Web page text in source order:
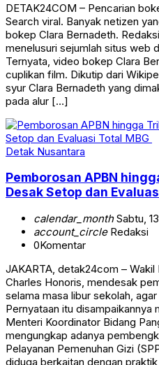
DETAK24COM – Pencarian
Search viral. Banyak netizen
bokep Clara Bernadeth.
menelusuri sejumlah situs web
Ternyata, video bokep Clara
cuplikan film. Dikutip dari
syur Clara Bernadeth yang
pada alur […]
Detak Nusantara
Pemborosan APBN
Desak Setop dan
calendar_monthSabtu,
account_circleRedaksi
0Komentar
JAKARTA, detak24com – Wakil
Charles Honoris, mendesak
selama masa libur sekolah,
Pernyataan itu disampaikannya
Menteri Koordinator Bidang
mengungkap adanya
Pelayanan Pemenuhan Gizi
diduga berkaitan dengan